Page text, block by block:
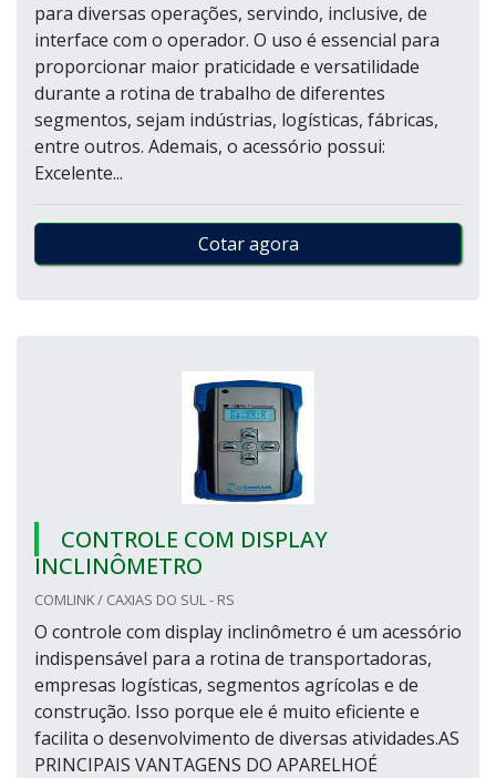
para diversas operações, servindo, inclusive, de
interface com o operador. O uso é essencial para
proporcionar maior praticidade e versatilidade
durante a rotina de trabalho de diferentes
segmentos, sejam indústrias, logísticas, fábricas,
entre outros. Ademais, o acessório possui:
Excelente...
Cotar agora
CONTROLE COM DISPLAY
INCLINÔMETRO
COMLINK / CAXIAS DO SUL - RS
O controle com display inclinômetro é um acessório
indispensável para a rotina de transportadoras,
empresas logísticas, segmentos agrícolas e de
construção. Isso porque ele é muito eficiente e
facilita o desenvolvimento de diversas atividades.AS
PRINCIPAIS VANTAGENS DO APARELHOÉ